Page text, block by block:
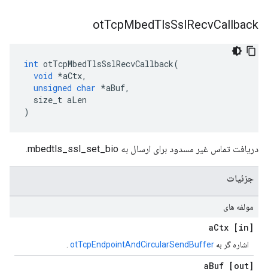
otTcpMbedTlsSslRecvCallback
int otTcpMbedTlsSslRecvCallback(
void *aCtx,
unsigned char *aBuf,
size_t aLen
)
دریافت تماس غیر مسدود برای ارسال به mbedtls_ssl_set_bio.
جزئیات
مولفه های
[in] a
Ctx
اشاره گر به otTcpEndpointAndCircularSendBuffer
[out] a
Buf